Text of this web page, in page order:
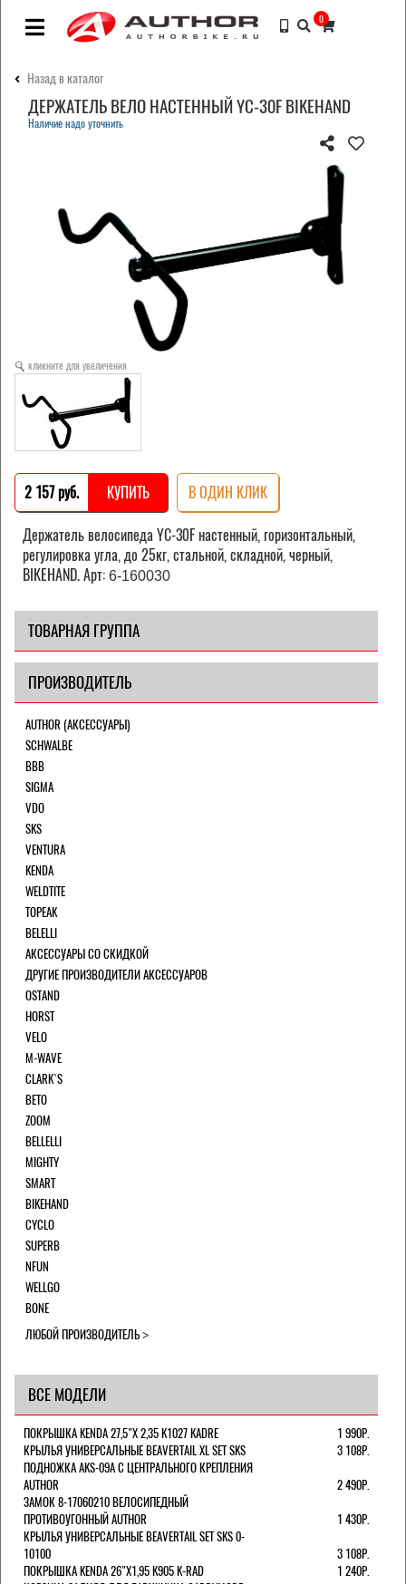
0
Назад в каталог
ДЕРЖАТЕЛЬ ВЕЛО НАСТЕННЫЙ YC-30F BIKEHAND
Наличие надо уточнить
кликните для увеличения
2 157 pуб. КУПИТЬ В ОДИН КЛИК
Держатель велоcипеда YC-30F настенный, горизонтальный,
регулировка угла, до 25кг, стальной, складной, черный,
BIKEHAND. Арт: 6-160030
ТОВАРНАЯ ГРУППА
ПРОИЗВОДИТЕЛЬ
AUTHOR (АКСЕССУАРЫ)
SCHWALBE
BBB
SIGMA
VDO
SKS
VENTURA
KENDA
WELDTITE
TOPEAK
BELELLI
АКСЕССУАРЫ СО СКИДКОЙ
ДРУГИЕ ПРОИЗВОДИТЕЛИ АКСЕССУАРОВ
OSTAND
HORST
VELO
M-WAVE
CLARK`S
BETO
ZOOM
BELLELLI
MIGHTY
SMART
BIKEHAND
CYCLO
SUPERB
NFUN
WELLGO
BONE
ЛЮБОЙ ПРОИЗВОДИТЕЛЬ
ВСЕ МОДЕЛИ
ПОКРЫШКА KENDA 27,5"Х 2,35 K1027 KADRE
1 990Р.
КРЫЛЬЯ УНИВЕРСАЛЬНЫЕ BEAVERTAIL XL SET SKS
3 108Р.
ПОДНОЖКА AKS-09A C ЦЕНТРАЛЬНОГО КРЕПЛЕНИЯ
AUTHOR
2 490Р.
ЗАМОК 8-17060210 ВЕЛОСИПЕДНЫЙ
ПРОТИВОУГОННЫЙ AUTHOR
1 430Р.
КРЫЛЬЯ УНИВЕРСАЛЬНЫЕ BEAVERTAIL SET SKS 0-
10100
3 108Р.
ПОКРЫШКА KENDA 26"Х1,95 K905 K-RAD
1 240Р.